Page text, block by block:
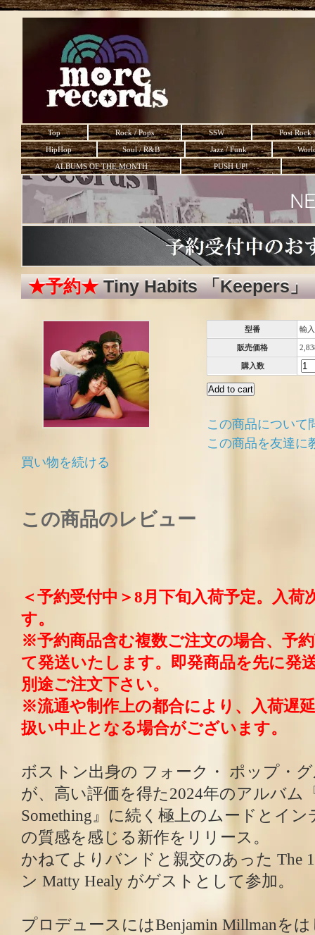
Top Rock / Pops SSW
Post Rock
HipHop
Soul / R&B Jazz / Funk
ALBUMS OF THE MONTH
PUSH UP!
★予約★Tiny Habits 「Keepers」
型番 輸
販売価格
購入数
この商品について
この商品を友達に
買い物を続ける
この商品のレビュー
＜予約受付中＞8月下旬入荷予定。入荷
す。
※予約商品含む複数ご注文の場合、予
て発送いたします。即発商品を先に発
別途ご注文下さい。
※流通や制作上の都合により、入荷遅
扱い中止となる場合がございます。
ボストン出身の フォーク・ ポップ・グ
が、高い評価を得た2024年のアルバム
Something』に続く極上のムードとイ
の質感を感じる新作をリリース。
かねてよりバンドと親交のあった The
ン Matty Healy がゲストとして参加。
プロデュースにはBenjamin Millmanを